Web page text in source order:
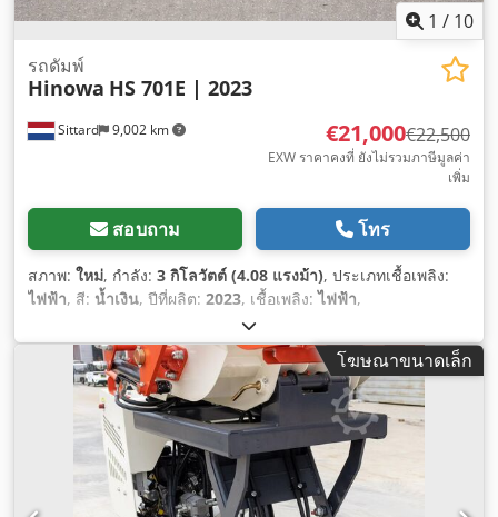
1 / 10
Sittard 9,002 km
รถดัมพ์
Hinowa HS 701E | 2023
€21,000€22,500
EXW ราคาคงที่ ยังไม่รวมภาษีมูลค่า
เพิ่ม
สอบถาม โทร
สภาพ: ใหม่, กำลัง: 3 กิโลวัตต์ (4.08 แรงม้า), ประเภทเชื้อเพลิง:
ไฟฟ้า, สี: น้ำเงิน, ปีที่ผลิต: 2023, เชื้อเพลิง:ไฟฟ้า,
โฆษณาขนาดเล็ก